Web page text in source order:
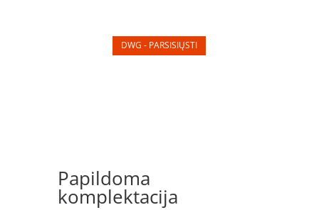
DWG - PARSISIŲSTI
Papildoma
komplektacija